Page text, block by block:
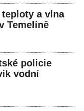
a vlna
Temelíně
policie
vodní